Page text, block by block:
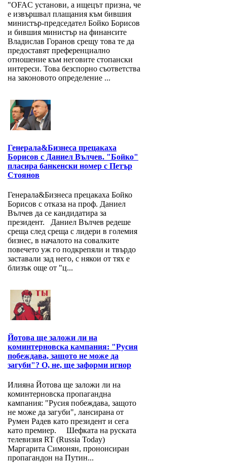
"OFAC установи, а ищецът призна, че
е извършвал плащания към бившия
министър-председател Бойко Борисов
и бившия министър на финансите
Владислав Горанов срещу това те да
предоставят преференциално
отношение към неговите стопански
интереси. Това безспорно съответства
на законовото определение ...
Генерала&Бизнеса прецакаха
Борисов с Даниел Вълчев. "Бойко"
пласира банкенски номер с Петър
Стоянов
Генерала&Бизнеса прецакаха Бойко
Борисов с отказа на проф. Даниел
Вълчев да се кандидатира за
президент. Даниел Вълчев редеше
среща след среща с лидери в големия
бизнес, в началото на совалките
повечето уж го подкрепяли и твърдо
заставали зад него, с някои от тях е
близък още от "ц...
Йотова ще заложи ли на
коминтерновска кампания: "Русия
побеждава, защото не може да
загуби"? О, не, ще заформи игнор
Илияна Йотова ще заложи ли на
коминтерновска пропагандна
кампания: "Русия побеждава, защото
не може да загуби", лансирана от
Румен Радев като президент и сега
като премиер. Шефката на руската
телевизия RT (Russia Today)
Маргарита Симонян, прононсиран
пропагандон на Путин...